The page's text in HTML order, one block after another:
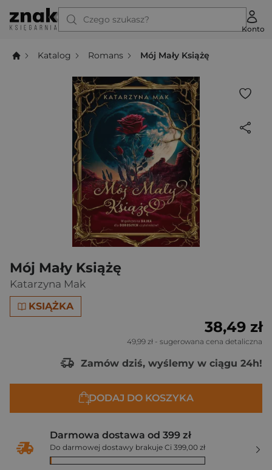
Czego szukasz?
Konto
Katalog Romans Mój Mały Książę
Mój Mały Książę
Katarzyna Mak
KSIĄŻKA
38,49 zł
49,99 zł - sugerowana cena detaliczna
Zamów dziś, wyślemy w ciągu 24h!
DODAJ DO KOSZYKA
Darmowa dostawa od 399 zł
Do darmowej dostawy brakuje Ci 399,00 zł